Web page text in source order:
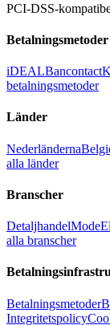
PCI-DSS-
Betalningsmetoder
iDEALBancontact
betalningsmetoder
Länder
Nederländerna
alla länder
Branscher
DetaljhandelMode
alla branscher
Betalningsmetoder
Integritetspolicy